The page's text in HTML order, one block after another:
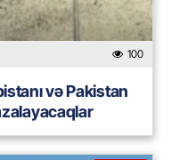
100
və Pakistan